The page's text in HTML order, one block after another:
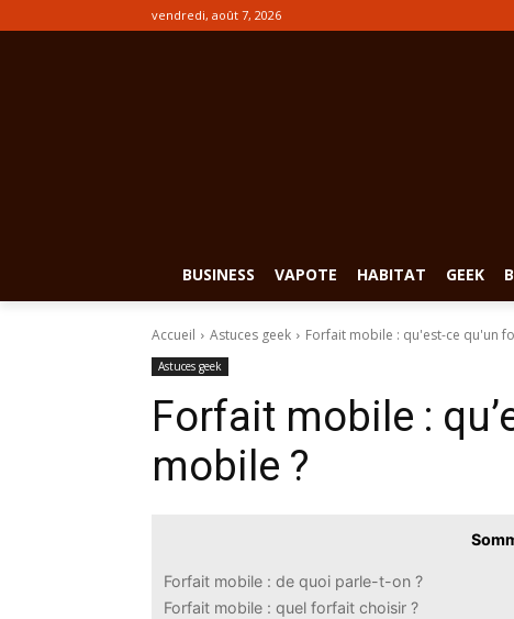
vendredi, août 7, 2026
BUSINESS VAPOTE HABITAT GEEK
Accueil Astuces geek Forfait mobile : qu'est-ce qu'un
Astuces geek
Forfait mobile :
mobile ?
Forfait mobile : de quoi parle-t-on ?
Forfait mobile : quel forfait choisir ?